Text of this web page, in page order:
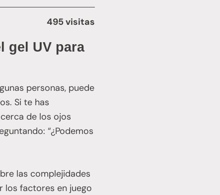
495 visitas
gel UV para
personas, puede
Si te has
de los ojos
“¿Podemos
las complejidades
los factores en juego